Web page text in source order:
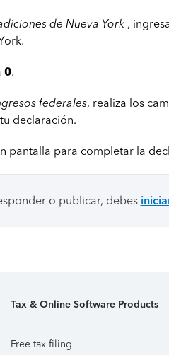
de Nueva York ,
0.
federales, realiza los
declaración.
pantalla para completar la
o publicar, debes
Tax & Online Software Products
Free tax filing